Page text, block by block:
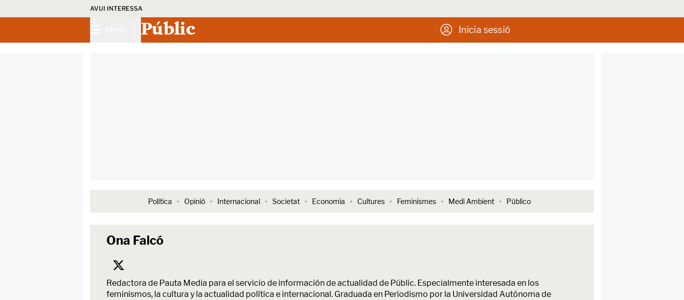
AVUI INTERESSA
Públic Inicia sessió
Política Opinió Internacional Societat Economia Cultures Feminismes Medi Ambient Público
Ona Falcó
Redactora de Pauta Media para el servicio de información de actualidad de Públic. Especialmente interesada en los
feminismos, la cultura y la actualidad política e internacional. Graduada en Periodismo por la Universidad Autónoma de